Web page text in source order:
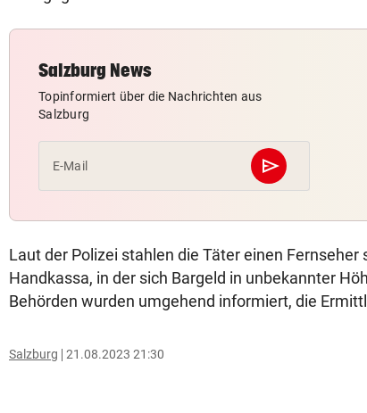
Salzburg News
Topinformiert über die Nachrichten aus
Salzburg
E-Mail send
Abschicken
Laut der Polizei stahlen die Täter einen
Handkassa, in der sich Bargeld in unbekannter
Behörden wurden umgehend informiert, die
Salzburg 21.08.2023 21:30